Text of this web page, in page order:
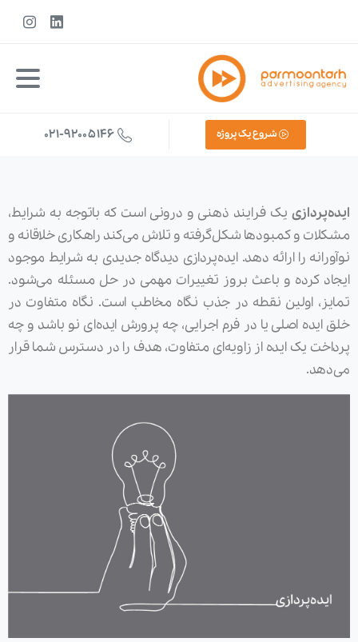
شروع یک پروژه 021-92005146
ایده‌پردازی یک فرایند ذهنی و درونی است که باتوجه‌ به شرایط،
مشکلات و کمبودها شکل‌گرفته و تلاش می‌کند راهکاری خلاقانه و
نوآورانه را ارائه دهد. ایده‌پردازی دیدگاه جدیدی به شرایط موجود
ایجاد کرده و باعث بروز تغییرات مهمی در حل مسئله می‌شود.
تمایز، اولین نقطه در جذب نگاه مخاطب است. نگاه متفاوت در
خلق ایده اصلی یا در فرم اجرایی، چه پرورش ایده‌ای نو باشد و چه
پرداخت یک ایده از زاویه‌ای متفاوت، هدف را در دسترس شما قرار
می‌دهد.